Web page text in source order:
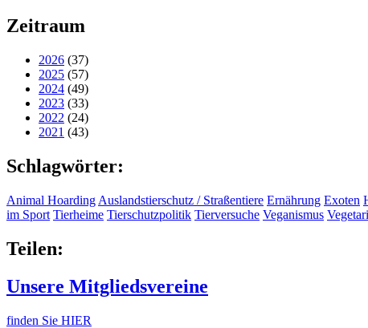
Zeitraum
2026 (37)
2025 (57)
2024 (49)
2023 (33)
2022 (24)
2021 (43)
Schlagwörter:
Animal Hoarding Auslandstierschutz / Straßentiere Ernährung Exoten
im Sport Tierheime Tierschutzpolitik Tierversuche Veganismus
Teilen:
Unsere Mitgliedsvereine
finden Sie HIER